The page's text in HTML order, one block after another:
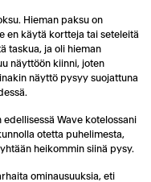
Hieman paksu on
en käytä kortteja tai seteleitä
taskua, ja oli hieman
näyttöön kiinni, joten
näyttö pysyy suojattuna
Wave kotelossani
otetta puhelimesta,
heikommin siinä pysy.
ominausuuksia, eti